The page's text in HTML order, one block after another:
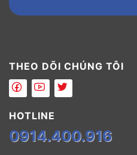
THEO DÕI CHÚNG TÔI
HOTLINE
0914.400.916